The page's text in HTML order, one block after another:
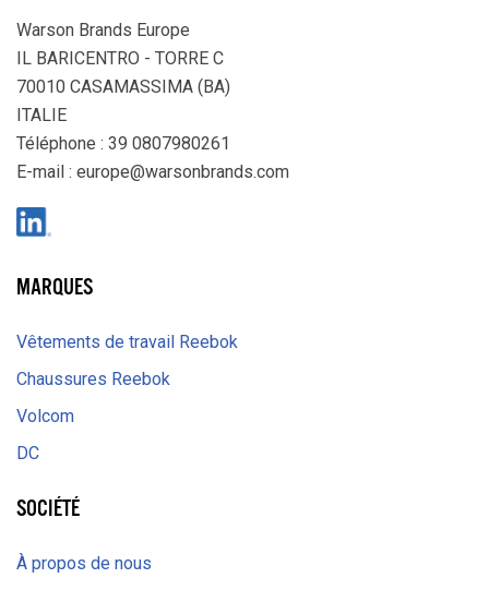
Warson Brands Europe
IL BARICENTRO - TORRE C
70010 CASAMASSIMA (BA)
ITALIE
Téléphone : 39 0807980261
E-mail : europe@warsonbrands.com
MARQUES
Vêtements de travail Reebok
Chaussures Reebok
Volcom
DC
SOCIÉTÉ
À propos de nous